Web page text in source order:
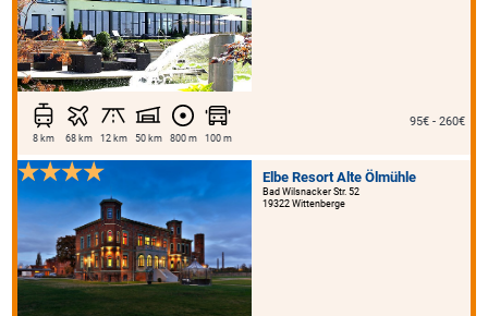
8 km 68 km 12 km 50 km 800 m 100 m
95€ - 260€
Elbe Resort Alte Ölmühle
Bad Wilsnacker Str. 52
19322 Wittenberge